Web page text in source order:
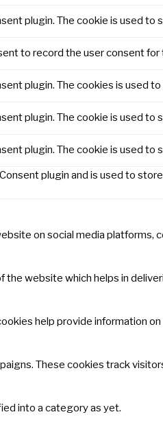
plugin. The cookie is used
to record the user consent
plugin. The cookies is
plugin. The cookie is used
plugin. The cookie is used
plugin and is used to
on social media
website which helps in
help provide information
These cookies track
into a category as yet.